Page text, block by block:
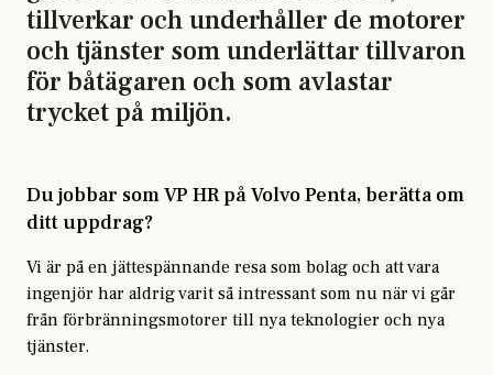
tillverkar och underhåller de motorer
och tjänster som underlättar tillvaron
för båtägaren och som avlastar
trycket på miljön.
Du jobbar som VP HR på Volvo Penta, berätta om
ditt uppdrag?
Vi är på en jättespännande resa som bolag och att vara
ingenjör har aldrig varit så intressant som nu när vi går
från förbränningsmotorer till nya teknologier och nya
tjänster.